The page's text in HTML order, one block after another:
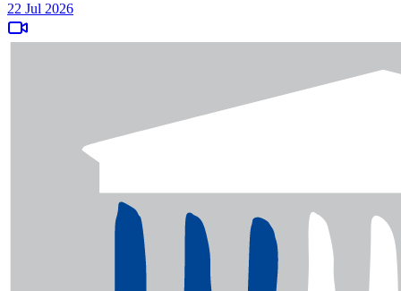
22 Jul 2026